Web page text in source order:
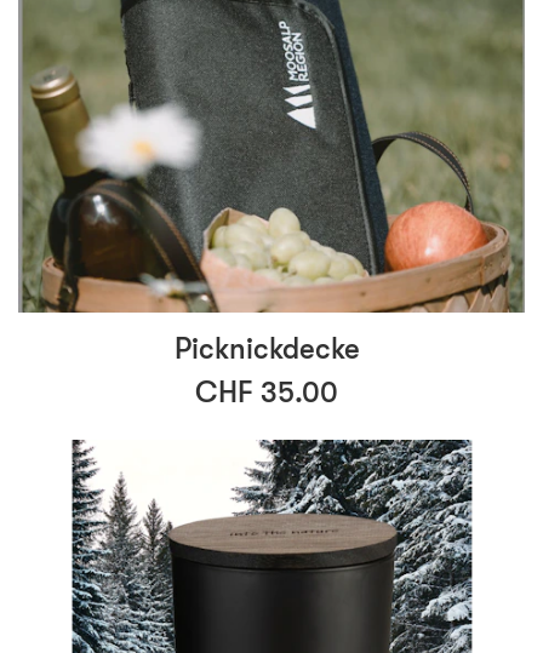
Picknickdecke
CHF 35.00